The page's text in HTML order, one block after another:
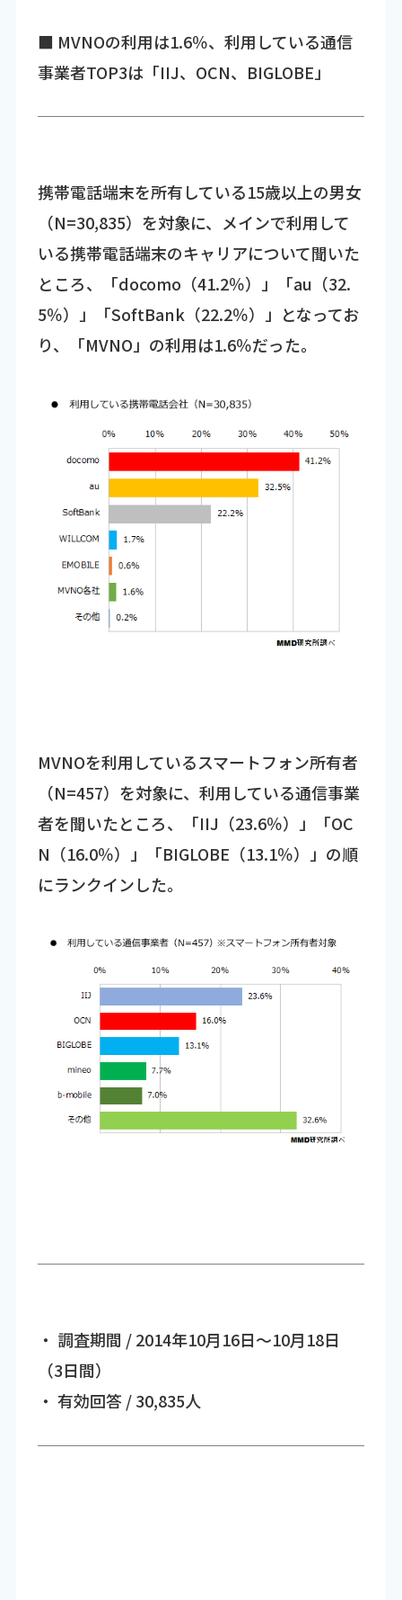
■ MVNOの利用は1.6％、利用している通信
事業者TOP3は「IIJ、OCN、BIGLOBE」
携帯電話端末を所有している15歳以上の男女
（N=30,835）を対象に、メインで利用して
いる携帯電話端末のキャリアについて聞いた
ところ、「docomo（41.2％）」「au（32.
5％）」「SoftBank（22.2％）」となってお
り、「MVNO」の利用は1.6％だった。
MVNOを利用しているスマートフォン所有者
（N=457）を対象に、利用している通信事業
者を聞いたところ、「IIJ（23.6％）」「OC
N（16.0％）」「BIGLOBE（13.1％）」の順
にランクインした。
・ 調査期間 / 2014年10月16日～10月18日
（3日間）
・ 有効回答 / 30,835人